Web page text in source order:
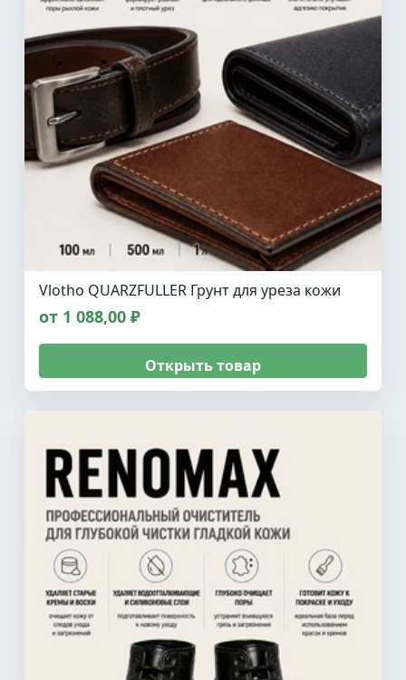
Vlotho QUARZFULLER Грунт для уреза кожи
от 1 088,00 ₽
Открыть товар